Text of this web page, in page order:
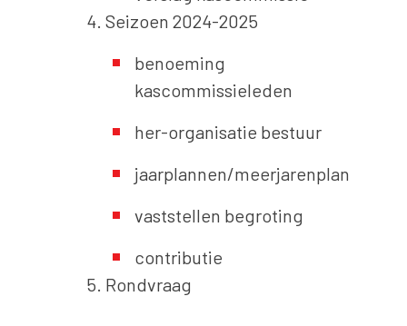
Seizoen 2024-2025
benoeming
kascommissieleden
her-organisatie bestuur
jaarplannen/meerjarenplan
vaststellen begroting
contributie
Rondvraag